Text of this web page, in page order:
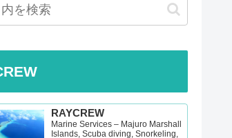
RAYCREW
Marine Services – Majuro Marshall
Islands, Scuba diving, Snorkeling,